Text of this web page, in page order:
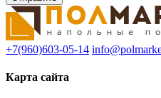
+7(960)603-05-14
Карта сайта